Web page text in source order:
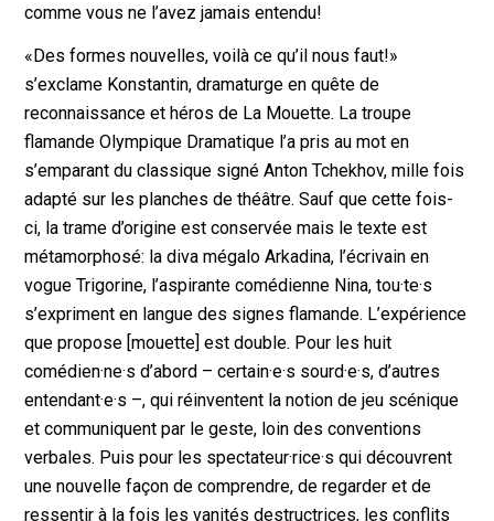
comme vous ne l’avez jamais entendu!
«Des formes nouvelles, voilà ce qu’il nous faut!»
s’exclame Konstantin, dramaturge en quête de
reconnaissance et héros de La Mouette. La troupe
flamande Olympique Dramatique l’a pris au mot en
s’emparant du classique signé Anton Tchekhov, mille fois
adapté sur les planches de théâtre. Sauf que cette fois-
ci, la trame d’origine est conservée mais le texte est
métamorphosé: la diva mégalo Arkadina, l’écrivain en
vogue Trigorine, l’aspirante comédienne Nina, tou·te·s
s’expriment en langue des signes flamande. L’expérience
que propose [mouette] est double. Pour les huit
comédien·ne·s d’abord – certain·e·s sourd·e·s, d’autres
entendant·e·s –, qui réinventent la notion de jeu scénique
et communiquent par le geste, loin des conventions
verbales. Puis pour les spectateur·rice·s qui découvrent
une nouvelle façon de comprendre, de regarder et de
ressentir à la fois les vanités destructrices, les conflits